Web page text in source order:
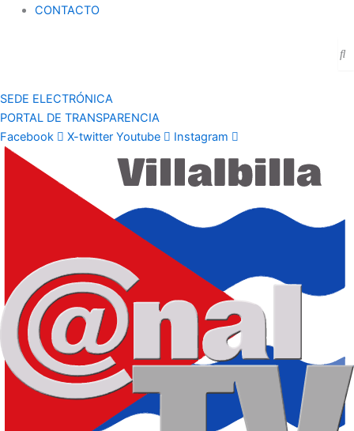
CONTACTO
SEDE ELECTRÓNICA
PORTAL DE TRANSPARENCIA
Facebook
X-twitter Youtube Instagram